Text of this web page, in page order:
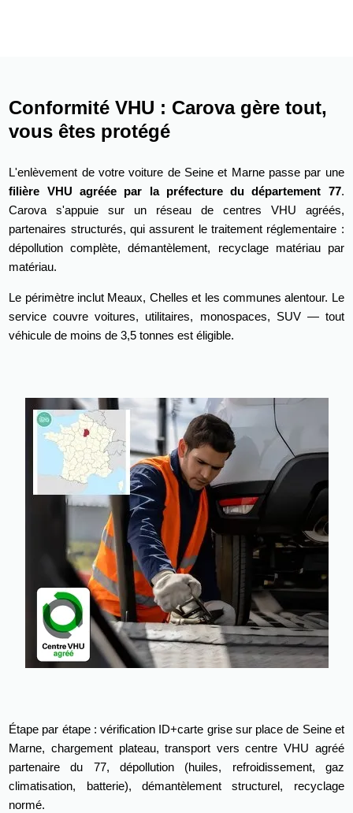
Conformité VHU : Carova gère tout,
vous êtes protégé
L'enlèvement de votre voiture de Seine et Marne passe par une
filière VHU agréée par la préfecture du département 77.
Carova s'appuie sur un réseau de centres VHU agréés,
partenaires structurés, qui assurent le traitement réglementaire :
dépollution complète, démantèlement, recyclage matériau par
matériau.
Le périmètre inclut Meaux, Chelles et les communes alentour. Le
service couvre voitures, utilitaires, monospaces, SUV — tout
véhicule de moins de 3,5 tonnes est éligible.
Étape par étape : vérification ID+carte grise sur place de Seine et
Marne, chargement plateau, transport vers centre VHU agréé
partenaire du 77, dépollution (huiles, refroidissement, gaz
climatisation, batterie), démantèlement structurel, recyclage
normé.